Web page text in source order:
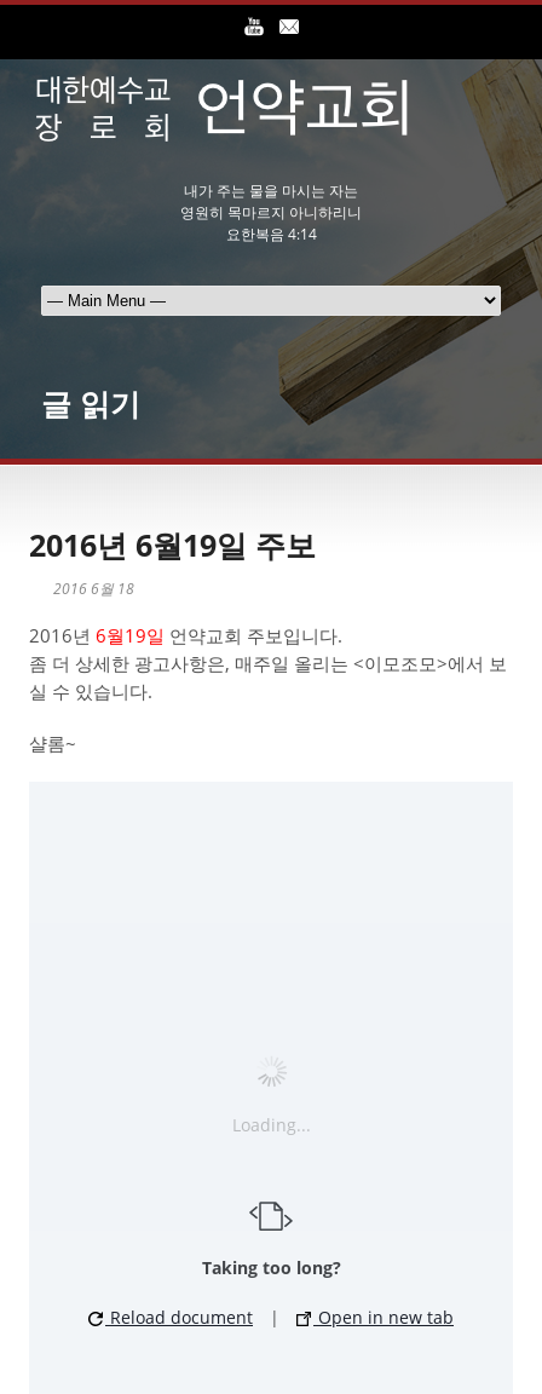
내가 주는 물을 마시는 자는
영원히 목마르지 아니하리니
요한복음 4:14
글 읽기
2016년 6월19일 주보
2016 6월 18
2016년 6월19일 언약교회 주보입니다.
좀 더 상세한 광고사항은, 매주일 올리는 <이모조모>에서 보
실 수 있습니다.
샬롬~
Loading...
Taking too long?
Reload document | Open in new tab